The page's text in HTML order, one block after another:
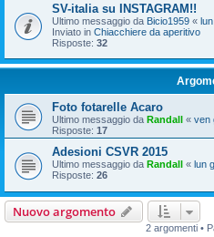
SV-italia su INSTAGRAM!!
Ultimo messaggio da Bicio1959 «
Inviato in Chiacchiere da aperitivo
Risposte: 32
Foto fotarelle Acaro
Ultimo messaggio da Randall « ven
Risposte: 17
Adesioni CSVR 2015
Ultimo messaggio da Randall « lun
Risposte: 26
Nuovo argomento
2 argomenti •